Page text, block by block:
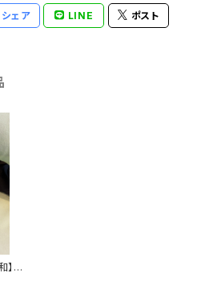
シェア LINE ポスト
】出